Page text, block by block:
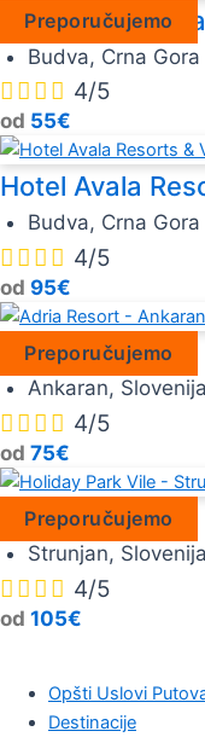
Preporučujemo
Hotel
Budva, Crna Gora
    4/5
od 55€
Hotel Avala
Budva, Crna Gora
    4/5
od 95€
Preporučujemo
Hotel Convent
Ankaran, Slovenija
    4/5
od 75€
Preporučujemo
Hotel Svoboda
Strunjan, Slovenija
    4/5
od 105€
Opšti Uslovi
Destinacije